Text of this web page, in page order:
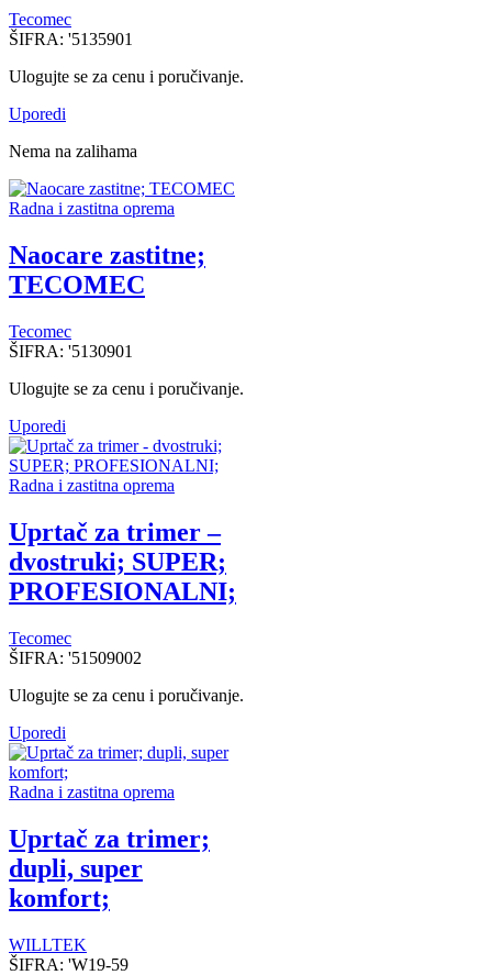
Tecomec
ŠIFRA: '5135901
Ulogujte se za cenu i poručivanje.
Uporedi
Nema na zalihama
Radna i zastitna oprema
Naocare zastitne;
TECOMEC
Tecomec
ŠIFRA: '5130901
Ulogujte se za cenu i poručivanje.
Uporedi
Radna i zastitna oprema
Uprtač za trimer –
dvostruki; SUPER;
PROFESIONALNI;
Tecomec
ŠIFRA: '51509002
Ulogujte se za cenu i poručivanje.
Uporedi
Radna i zastitna oprema
Uprtač za trimer;
dupli, super
komfort;
WILLTEK
ŠIFRA: 'W19-59